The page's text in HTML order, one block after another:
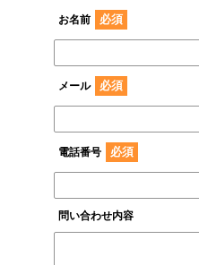
お名前 必須
メール 必須
電話番号 必須
問い合わせ内容